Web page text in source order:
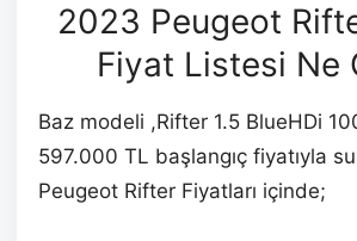
2023 Peugeot
Fiyat Listesi Ne
Baz modeli ,Rifter 1.5 BlueHDi
597.000 TL başlangıç fiyatıyla
Peugeot Rifter Fiyatları içinde;